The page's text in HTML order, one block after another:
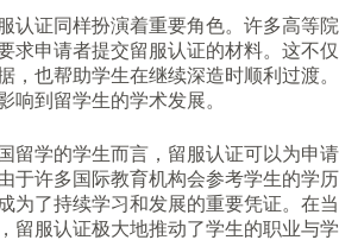
认证同样扮演着重要角色。许多高等院
求申请者提交留服认证的材料。这不仅
，也帮助学生在继续深造时顺利过渡。
响到留学生的学术发展。
留学的学生而言，留服认证可以为申请
于许多国际教育机构会参考学生的学历
为了持续学习和发展的重要凭证。在当
留服认证极大地推动了学生的职业与学